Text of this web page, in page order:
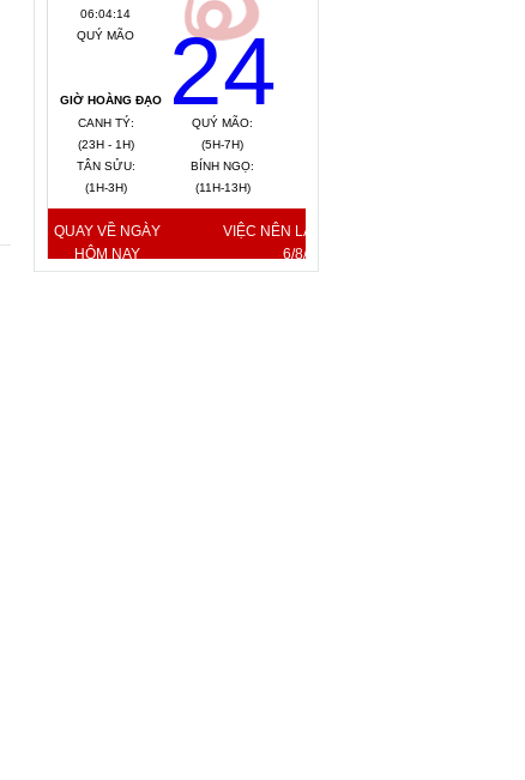
06:04:15
QUÝ MÃO
24
GIỜ HOÀNG ĐẠO
CANH TÝ:
(23H - 1H)
TÂN SỬU:
(1H-3H)
QUÝ MÃO:
(5H-7H)
BÍNH NGỌ:
(11H-13H)
QUAY VỀ NGÀY
HÔM NAY
VIỆC NÊN LÀM, KIÊNG KỴ
6/8/2026